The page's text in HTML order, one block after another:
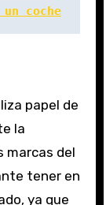
coche
papel de
la
marcas del
tener en
ya que